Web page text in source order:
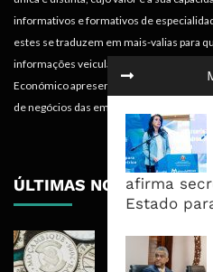
afirma
Estado
informativos e formativos de
estes se traduzem em mais-valias para
informações veiculadas nos diferentes
Económico apresenta valências
de negócios das empresas.
ÚLTIMAS NOTÍCIAS
Economia
Recuperar